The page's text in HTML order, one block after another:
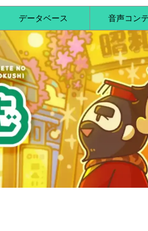
データベース 音声コン